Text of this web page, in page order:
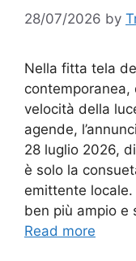
28/07/2026 by
Nella fitta tela
contemporanea,
velocità della
agende,
28 luglio 2026,
è solo la
emittente
ben più ampio e
Read more